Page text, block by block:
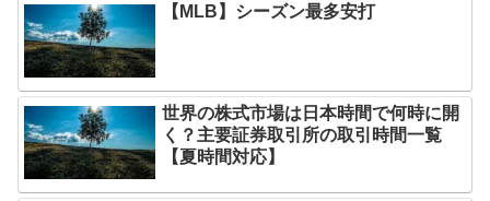
【MLB】シーズン最多安打
世界の株式市場は日本時間で何時に開
く？主要証券取引所の取引時間一覧
【夏時間対応】